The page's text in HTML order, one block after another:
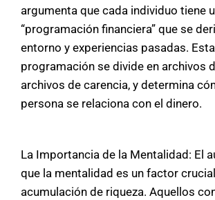
argumenta que cada individuo tiene
“programación financiera” que se
entorno y experiencias pasadas. Esta
programación se divide en archivos
archivos de carencia, y determina
persona se relaciona con el dinero.
La Importancia de la Mentalidad: El
que la mentalidad es un factor
acumulación de riqueza. Aquellos